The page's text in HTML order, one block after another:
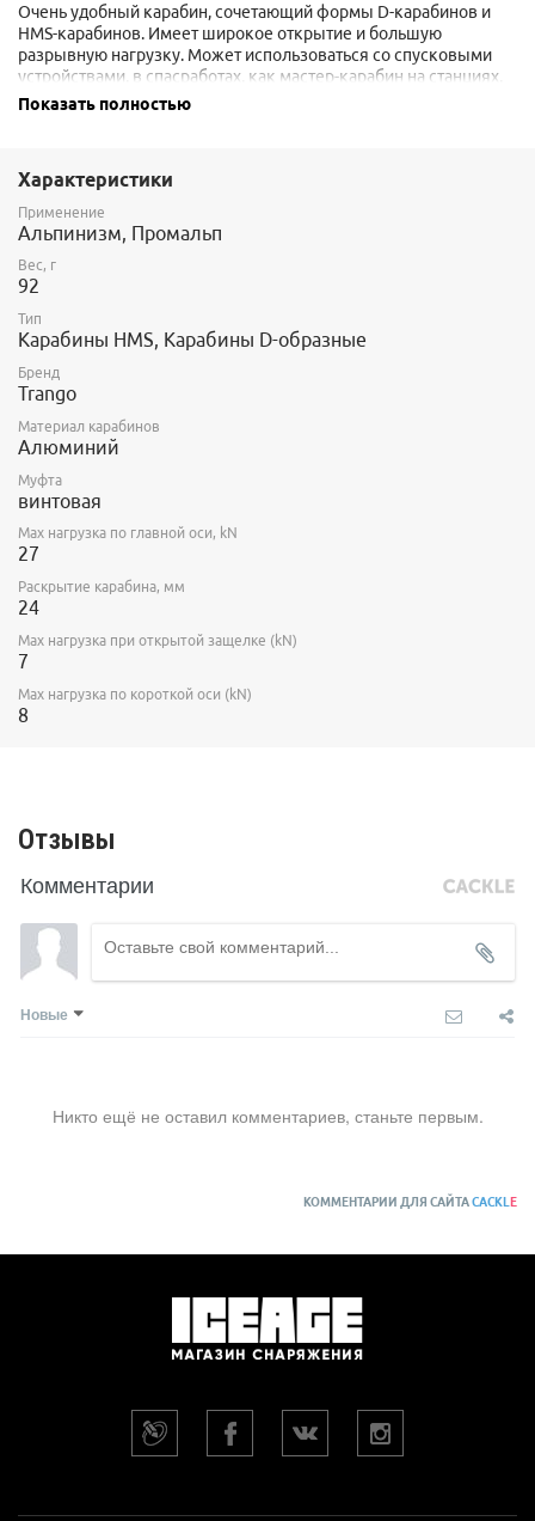
Очень удобный карабин, сочетающий формы D-карабинов и
HMS-карабинов. Имеет широкое открытие и большую
разрывную нагрузку. Может использоваться со спусковыми
устройствами, в спасработах, как мастер-карабин на станциях,
для усов.
Показать полностью
Характеристики
Применение
Альпинизм, Промальп
Вес, г
92
Тип
Карабины HMS, Карабины D-образные
Бренд
Trango
Материал карабинов
Алюминий
Муфта
винтовая
Max нагрузка по главной оси, kN
27
Раскрытие карабина, мм
24
Max нагрузка при открытой защелке (kN)
7
Max нагрузка по короткой оси (kN)
8
Отзывы
Комментарии
Новые
Никто ещё не оставил комментариев, станьте первым.
КОММЕНТАРИИ ДЛЯ САЙТАCACKLE